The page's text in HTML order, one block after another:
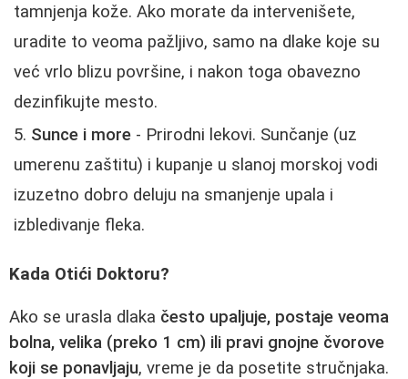
tamnjenja kože. Ako morate da intervenišete,
uradite to veoma pažljivo, samo na dlake koje su
već vrlo blizu površine, i nakon toga obavezno
dezinfikujte mesto.
Sunce i more - Prirodni lekovi. Sunčanje (uz
umerenu zaštitu) i kupanje u slanoj morskoj vodi
izuzetno dobro deluju na smanjenje upala i
izbledivanje fleka.
Kada Otići Doktoru?
Ako se urasla dlaka često upaljuje, postaje veoma
bolna, velika (preko 1 cm) ili pravi gnojne čvorove
koji se ponavljaju, vreme je da posetite stručnjaka.